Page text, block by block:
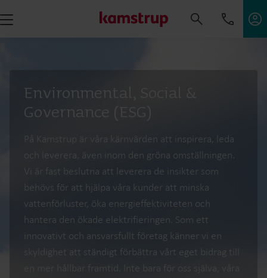
Environmental, Social &
Governance (ESG)
På Kamstrup är våra kärnvärden att inspirera, leda
och leverera, även inom den gröna omställningen.
Vi är fast beslutna att leverera de insikter som
behövs för att hjälpa våra kunder att minska
vattenförluster, öka energieffektiviteten och
hantera den ökade elektrifieringen. Som ett
innovativt och ansvarsfullt företag känner vi en
skyldighet att ständigt förbättra vårt eget bidrag till
en mer hållbar framtid. Inte bara för oss själva, våra